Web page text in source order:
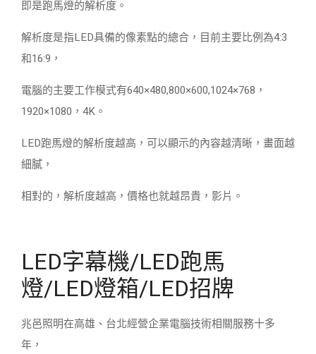
即是跑馬燈的解析度。
解析度是指LED具備的像素點的總合，目前主要比例為4:3
和16:9，
電腦的主要工作模式有640×480,800×600,1024×768，
1920×1080，4K。
LED跑馬燈的解析度越高，可以顯示的內容越清晰，畫面越
細膩，
相對的，解析度越高，價格也就越昂貴，影片。
LED字幕機/LED跑馬
燈/LED燈箱/LED招牌
兆邑照明在高雄、台北經營企業電腦技術相關服務十多
年，